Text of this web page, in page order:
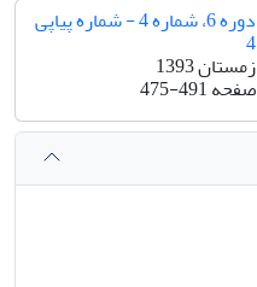
دوره 6، شماره 4 - شماره پیاپی
4
زمستان 1393
صفحه475-491